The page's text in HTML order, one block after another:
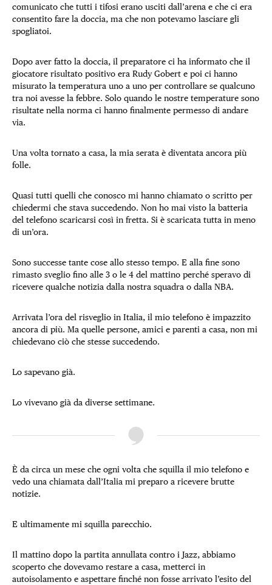
comunicato che tutti i tifosi erano usciti dall’arena e che ci era
consentito fare la doccia, ma che non potevamo lasciare gli
spogliatoi.
Dopo aver fatto la doccia, il preparatore ci ha informato che il
giocatore risultato positivo era Rudy Gobert e poi ci hanno
misurato la temperatura uno a uno per controllare se qualcuno
tra noi avesse la febbre. Solo quando le nostre temperature sono
risultate nella norma ci hanno finalmente permesso di andare
via.
Una volta tornato a casa, la mia serata è diventata ancora più
folle.
Quasi tutti quelli che conosco mi hanno chiamato o scritto per
chiedermi che stava succedendo. Non ho mai visto la batteria
del telefono scaricarsi così in fretta. Si è scaricata tutta in meno
di un’ora.
Sono successe tante cose allo stesso tempo. E alla fine sono
rimasto sveglio fino alle 3 o le 4 del mattino perché speravo di
ricevere qualche notizia dalla nostra squadra o dalla NBA.
Arrivata l’ora del risveglio in Italia, il mio telefono è impazzito
ancora di più. Ma quelle persone, amici e parenti a casa, non mi
chiedevano ciò che stesse succedendo.
Lo sapevano già.
Lo vivevano già da diverse settimane.
È da circa un mese che ogni volta che squilla il mio telefono e
vedo una chiamata dall’Italia mi preparo a ricevere brutte
notizie.
E ultimamente mi squilla parecchio.
Il mattino dopo la partita annullata contro i Jazz, abbiamo
scoperto che dovevamo restare a casa, metterci in
autoisolamento e aspettare finché non fosse arrivato l’esito del